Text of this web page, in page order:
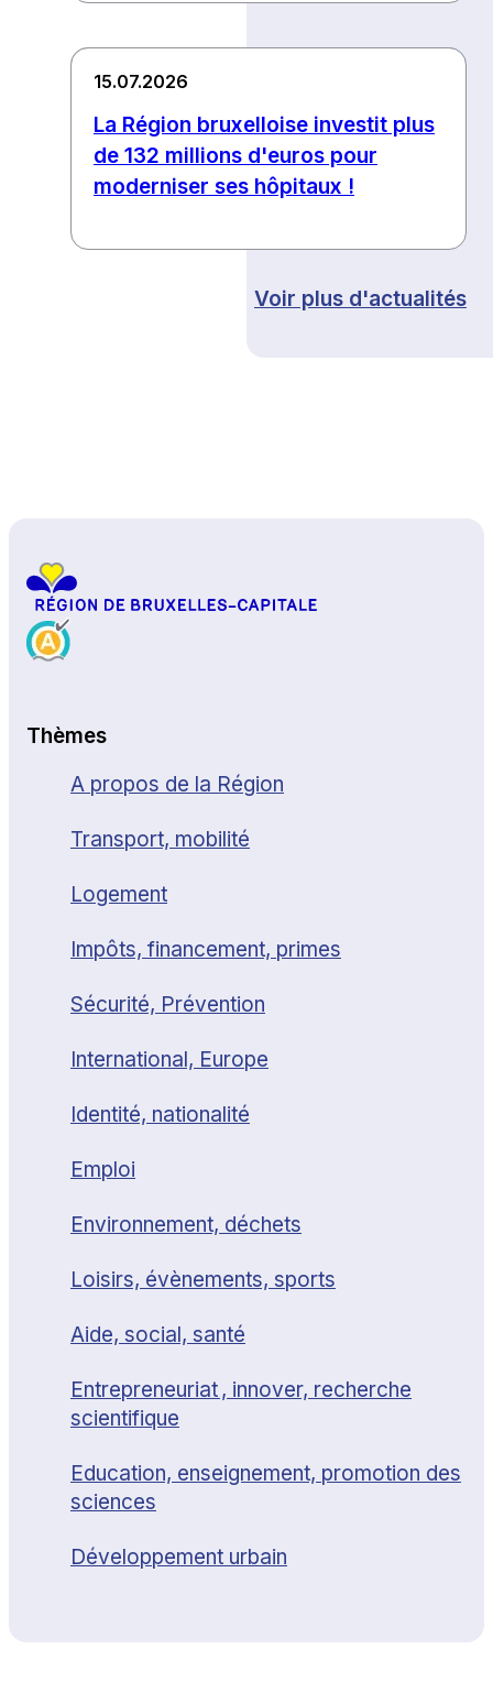
La Région bruxelloise investit plus
de 132 millions d'euros pour
moderniser ses hôpitaux !
15.07.2026
Voir plus d'actualités
Thèmes
A propos de la Région
Transport, mobilité
Logement
Impôts, financement, primes
Sécurité, Prévention
International, Europe
Identité, nationalité
Emploi
Environnement, déchets
Loisirs, évènements, sports
Aide, social, santé
Entrepreneuriat , innover, recherche
scientifique
Education, enseignement, promotion des
sciences
Développement urbain